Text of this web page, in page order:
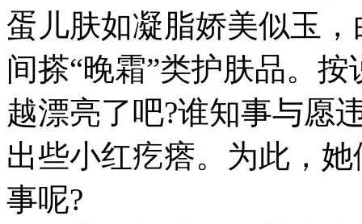
蛋儿肤如凝脂娇美似玉
间搽“晚霜”类护肤品。
越漂亮了吧?谁知事与愿
出些小红疙瘩。为此，
事呢?